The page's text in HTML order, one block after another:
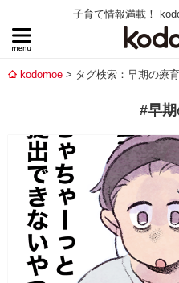
子育て情報満載！
kodomoe タグ検索：早期の療育
#早